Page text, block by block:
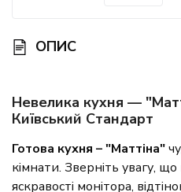
ОПИС
Невелика кухня —
Київський Стандарт
Готова кухня – "Маттіна"
кімнати. Зверніть увагу, що
яскравості монітора,